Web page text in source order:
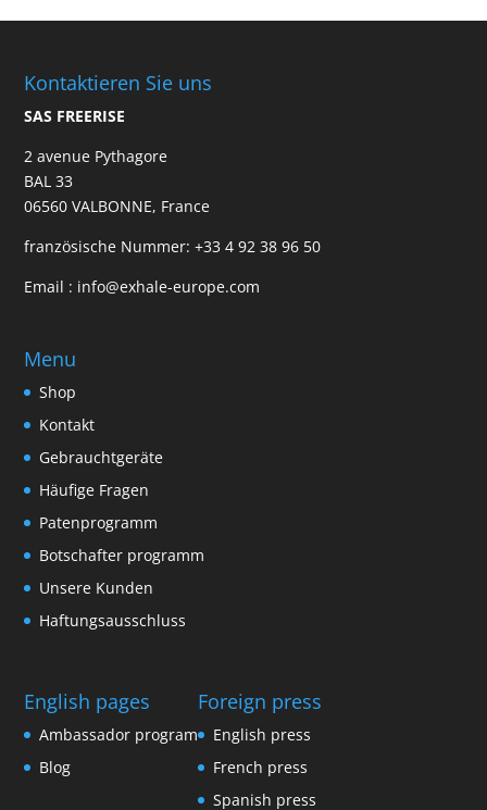
Kontaktieren Sie uns
SAS FREERISE
2 avenue Pythagore
BAL 33
06560 VALBONNE, France
französische Nummer:+33 4 92 38 96 50
Email : info@exhale-europe.com
Menu
Shop
Kontakt
Gebrauchtgeräte
Häufige Fragen
Patenprogramm
Botschafter programm
Unsere Kunden
Haftungsausschluss
English pages
Ambassador program
Blog
Foreign press
English press
French press
Spanish press